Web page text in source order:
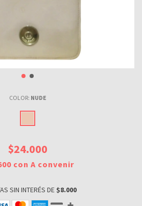
COLOR: NUDE
$24.000
con A convenir
SIN INTERÉS DE $8.000